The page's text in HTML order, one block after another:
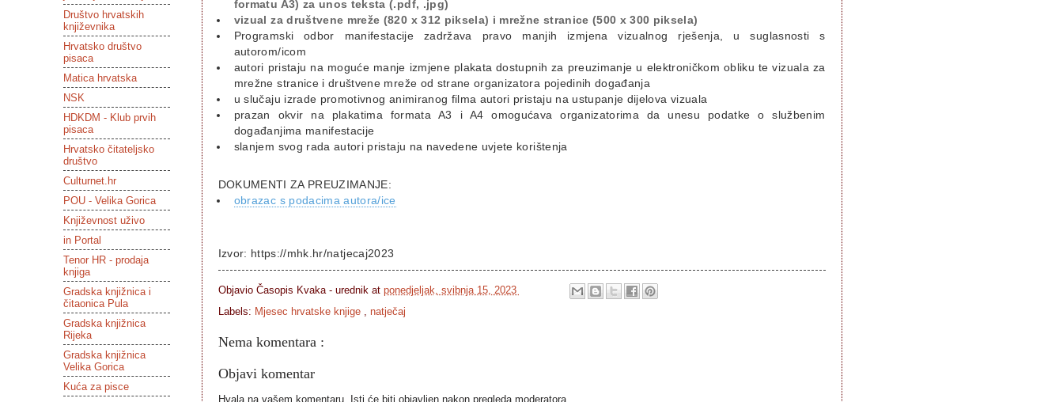
formatu A3) za unos teksta (.pdf, .jpg)
vizual za društvene mreže (820 x 312 piksela) i mrežne stranice (500 x 300 piksela)
Programski odbor manifestacije zadržava pravo manjih izmjena vizualnog rješenja, u suglasnosti s
autorom/icom
autori pristaju na moguće manje izmjene plakata dostupnih za preuzimanje u elektroničkom obliku te vizuala za
mrežne stranice i društvene mreže od strane organizatora pojedinih događanja
u slučaju izrade promotivnog animiranog filma autori pristaju na ustupanje dijelova vizuala
prazan okvir na plakatima formata A3 i A4 omogućava organizatorima da unesu podatke o službenim
događanjima manifestacije
slanjem svog rada autori pristaju na navedene uvjete korištenja
DOKUMENTI ZA PREUZIMANJE:
obrazac s podacima autora/ice
Izvor: https://mhk.hr/natjecaj2023
Objavio Časopis Kvaka - urednik at ponedjeljak, svibnja 15, 2023
Labels: Mjesec hrvatske knjige , natječaj
Nema komentara :
Objavi komentar
Hvala na vašem komentaru. Isti će biti objavljen nakon pregleda moderatora.
Društvo hrvatskih
književnika
Hrvatsko društvo
pisaca
Matica hrvatska
NSK
HDKDM - Klub prvih
pisaca
Hrvatsko čitateljsko
društvo
Culturnet.hr
POU - Velika Gorica
Književnost uživo
in Portal
Tenor HR - prodaja
knjiga
Gradska knjižnica i
čitaonica Pula
Gradska knjižnica
Rijeka
Gradska knjižnica
Velika Gorica
Kuća za pisce